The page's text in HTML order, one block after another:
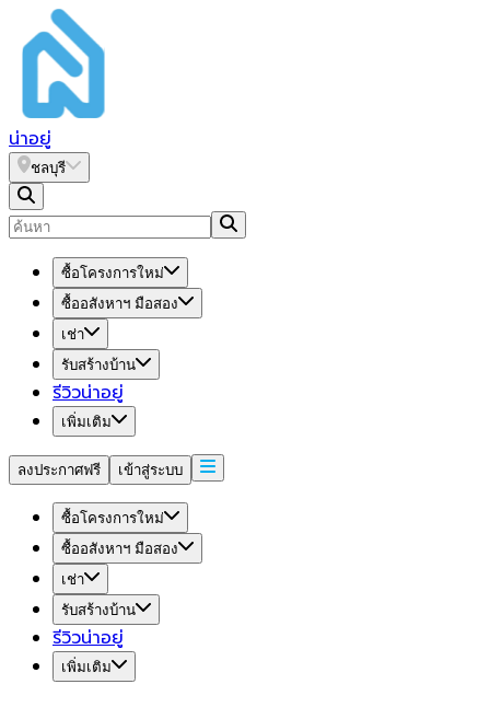
น่าอยู่
ชลบุรี
ซื้อโครงการใหม่
ซื้ออสังหาฯ มือสอง
เช่า
รับสร้างบ้าน
รีวิวน่าอยู่
เพิ่มเติม
ลงประกาศฟรี เข้าสู่ระบบ
ซื้อโครงการใหม่
ซื้ออสังหาฯ มือสอง
เช่า
รับสร้างบ้าน
รีวิวน่าอยู่
เพิ่มเติม